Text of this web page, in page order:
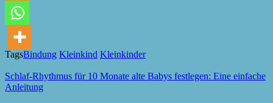
TagsBindung Kleinkind Kleinkinder
Schlaf-Rhythmus für 10 Monate alte Babys festlegen: Eine einfache
Anleitung